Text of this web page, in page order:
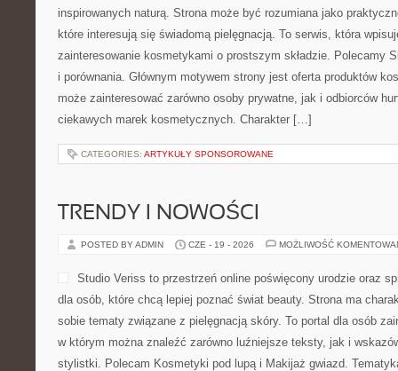
inspirowanych naturą. Strona może być rozumiana jako
które interesują się świadomą pielęgnacją. To serwis, która
zainteresowanie kosmetykami o prostszym składzie. Polecamy
i porównania. Głównym motywem strony jest oferta produktów
może zainteresować zarówno osoby prywatne, jak i odbiorców
ciekawych marek kosmetycznych. Charakter […]
CATEGORIES: ARTYKUŁY SPONSOROWANE
TRENDY I NOWOŚCI
POSTED BY ADMIN CZE - 19 - 2026 MOŻLIWOŚĆ
Studio Veriss to przestrzeń online poświęcony urodzie oraz
dla osób, które chcą lepiej poznać świat beauty. Strona ma
sobie tematy związane z pielęgnacją skóry. To portal dla osób
w którym można znaleźć zarówno luźniejsze teksty, jak i
stylistki. Polecam Kosmetyki pod lupą i Makijaż gwiazd.